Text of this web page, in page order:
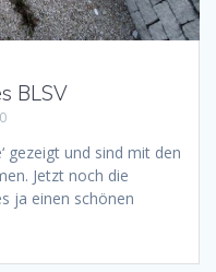
BLSV
gezeigt und sind mit den
Jetzt noch die
ja einen schönen